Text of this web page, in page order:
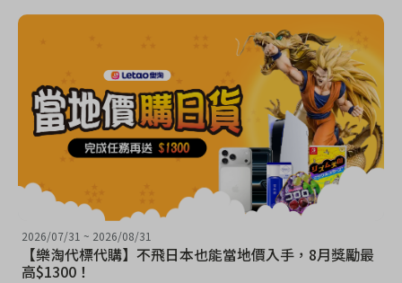
2026/07/31 ~ 2026/08/31
【樂淘代標代購】不飛日本也能當地價入手，8月獎勵最
高$1300！